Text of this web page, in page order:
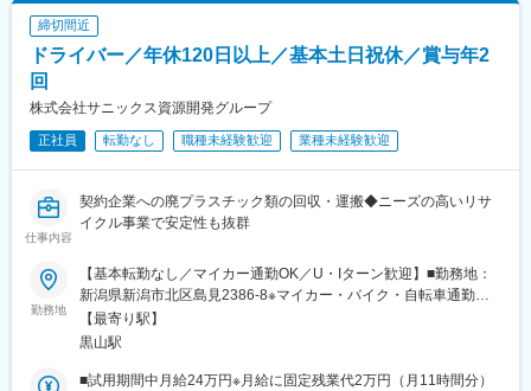
締切間近
ドライバー／年休120日以上／基本土日祝休／賞与年2
回
株式会社サニックス資源開発グループ
正社員 転勤なし 職種未経験歓迎 業種未経験歓迎
仕事内容
契約企業への廃プラスチック類の回収・運搬◆ニーズの高いリサ
イクル事業で安定性も抜群
勤務地
【基本転勤なし／マイカー通勤OK／U・Iターン歓迎】■勤務地：
新潟県新潟市北区島見2386-8※マイカー・バイク・自転車通勤可
（駐車場あり／交通費支給）受動喫煙対策：屋内禁煙
【最寄り駅】
黒山駅
■試用期間中月給24万円※月給に固定残業代2万円（月11時間分）